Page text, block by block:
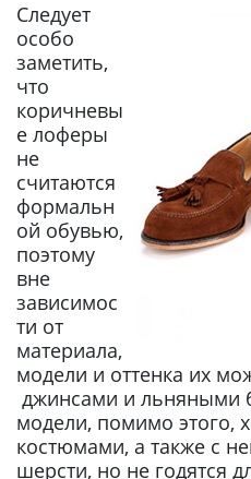
Следует
особо
заметить,
что
коричневы
е лоферы
не
считаются
формальн
ой обувью,
поэтому
вне
зависимос
ти от
материала,
модели и оттенка их
джинсами и льняными
модели, помимо этого,
костюмами, а также с
шерсти, но не годятся